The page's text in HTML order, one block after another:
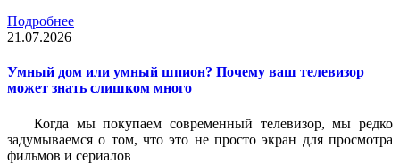
Подробнее
21.07.2026
Умный дом или умный шпион? Почему ваш телевизор
может знать слишком много
Когда мы покупаем современный телевизор, мы редко
задумываемся о том, что это не просто экран для просмотра
фильмов и сериалов